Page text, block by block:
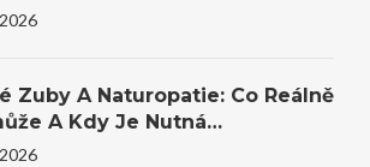
Zuby A Naturopatie: Co Reálně
A Kdy Je Nutná